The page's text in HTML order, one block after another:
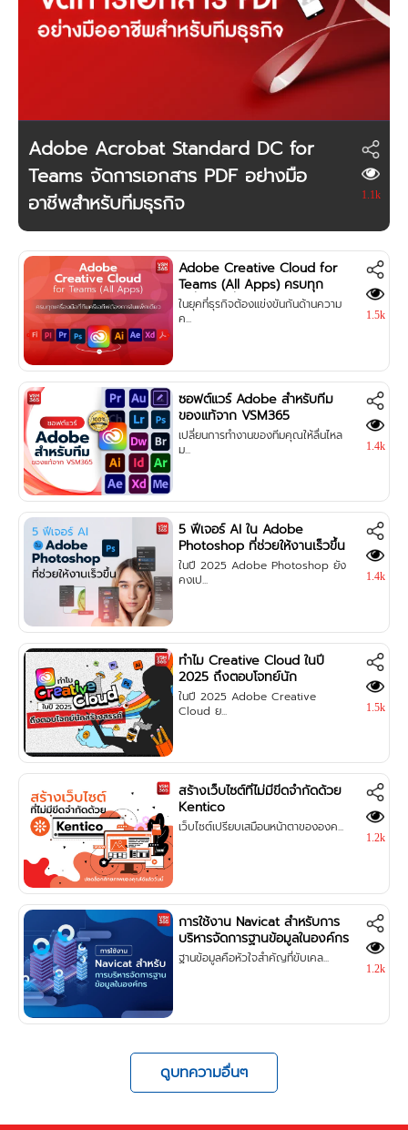
Adobe Acrobat Standard DC for
Teams จัดการเอกสาร PDF อย่างมือ
อาชีพสำหรับทีมธุรกิจ
1.1k
Adobe Creative Cloud for
Teams (All Apps) ครบทุก
เครื่องมือที่ทีมครีเอทีฟต้องการ
ในแพ็กเดียว
ในยุคที่ธุรกิจต้องแข่งขันกันด้านความ
ค...
1.5k
ซอฟต์แวร์ Adobe สำหรับทีม
ของแท้จาก VSM365
เปลี่ยนการทำงานของทีมคุณให้ลื่นไหล
ม...
1.4k
5 ฟีเจอร์ AI ใน Adobe
Photoshop ที่ช่วยให้งานเร็วขึ้น
ในปี 2025 Adobe Photoshop ยัง
คงเป...
1.4k
ทำไม Creative Cloud ในปี
2025 ถึงตอบโจทย์นัก
สร้างสรรค์
ในปี 2025 Adobe Creative
Cloud ย...
1.5k
สร้างเว็บไซต์ที่ไม่มีขีดจำกัดด้วย
Kentico
เว็บไซต์เปรียบเสมือนหน้าตาขององค...
1.2k
การใช้งาน Navicat สำหรับการ
บริหารจัดการฐานข้อมูลในองค์กร
ฐานข้อมูลคือหัวใจสำคัญที่ขับเคล...
1.2k
ดูบทความอื่นๆ